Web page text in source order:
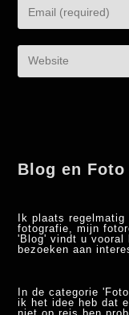
Blog en Foto
Ik plaats
fotografie, mijn
'Blog' vindt u vooral
bezoeken aan
In de categorie
ik het idee heb dat